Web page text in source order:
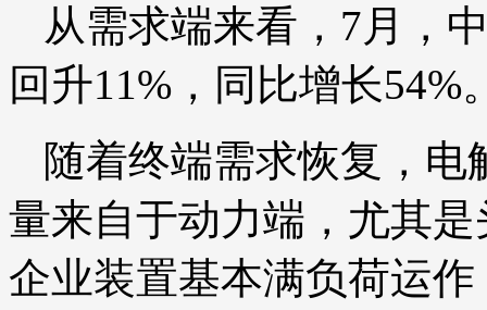
从需求端来看，7月，
回升11%，同比增长54%
随着终端需求恢复，
量来自于动力端，尤其
企业装置基本满负荷运